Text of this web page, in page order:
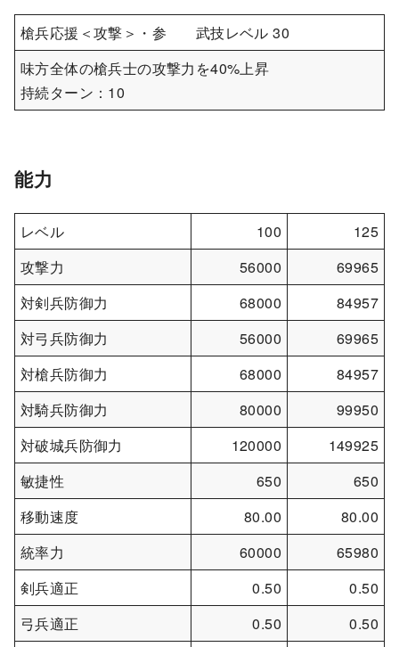
槍兵応援＜攻撃＞・参 武技レベル 30
味方全体の槍兵士の攻撃力を40%上昇
持続ターン：10
能力
レベル 100
125
攻撃力
56000
69965
対剣兵防御力
68000
84957
対弓兵防御力
56000
69965
対槍兵防御力
68000
84957
対騎兵防御力
80000
99950
対破城兵防御力
120000
149925
敏捷性
650
650
移動速度
80.00
80.00
統率力
60000
65980
剣兵適正
0.50
0.50
弓兵適正
0.50
0.50